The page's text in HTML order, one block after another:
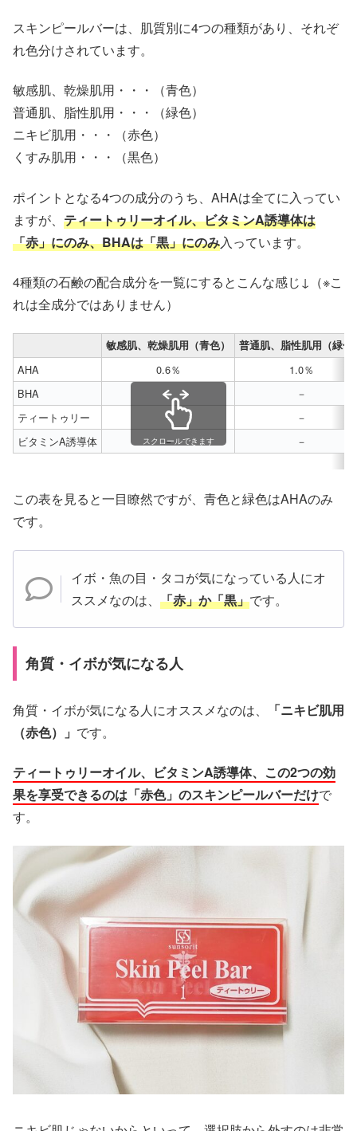
スキンピールバーは、肌質別に4つの種類があり、それぞ
れ色分けされています。
敏感肌、乾燥肌用・・・（青色）
普通肌、脂性肌用・・・（緑色）
ニキビ肌用・・・（赤色）
くすみ肌用・・・（黒色）
ポイントとなる4つの成分のうち、AHAは全てに入ってい
ますが、 ティートゥリーオイル、ビタミンA誘導体は
「赤」にのみ、BHAは「黒」にのみ入っています。
4種類の石鹸の配合成分を一覧にするとこんな感じ↓（※こ
れは全成分ではありません）
敏感肌、乾燥肌用（青色） 普通肌、脂性肌用（緑色
AHA 0.6％
1.0％
BHA
－
－
ティートゥリー
－
－
ビタミンA誘導体
－ －
スクロールできます
この表を見ると一目瞭然ですが、青色と緑色はAHAのみ
です。
イボ・魚の目・タコが気になっている人にオ
ススメなのは、 「赤」か「黒」です。
角質・イボが気になる人
角質・イボが気になる人にオススメなのは、
「ニキビ肌用
（赤色）」 です。
ティートゥリーオイル、ビタミンA誘導体、この2つの効
果を享受できるのは「赤色」のスキンピールバーだけで
す。